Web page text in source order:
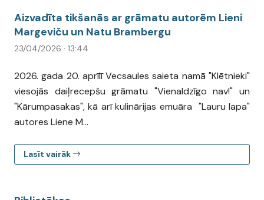
Aizvadīta tikšanās ar grāmatu autorēm Lieni
Margeviču un Natu Brambergu
23/04/2026 · 13:44
2026. gada 20. aprīlī Vecsaules saieta namā "Klētnieki"
viesojās daiļrecepšu grāmatu "Vienaldzīgo nav!" un
"Kārumpasakas", kā arī kulinārijas emuāra "Lauru lapa"
autores Liene M...
Lasīt vairāk